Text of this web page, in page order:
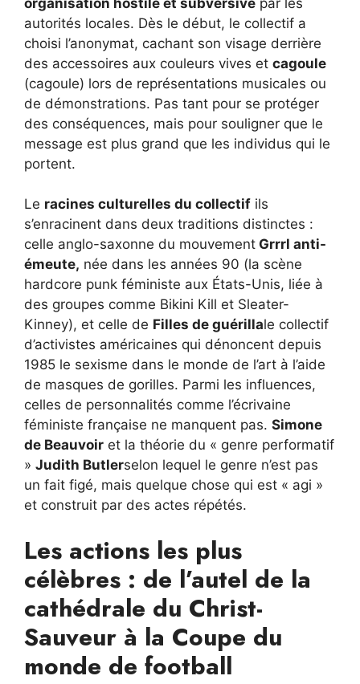
autorités locales. Dès le début, le collectif a
choisi l’anonymat, cachant son visage derrière
des accessoires aux couleurs vives et cagoule
(cagoule) lors de représentations musicales ou
de démonstrations. Pas tant pour se protéger
des conséquences, mais pour souligner que le
message est plus grand que les individus qui le
portent.
Le racines culturelles du collectif ils
s’enracinent dans deux traditions distinctes :
celle anglo-saxonne du mouvement Grrrl anti-
émeute, née dans les années 90 (la scène
hardcore punk féministe aux États-Unis, liée à
des groupes comme Bikini Kill et Sleater-
Kinney), et celle de Filles de guérillale collectif
d’activistes américaines qui dénoncent depuis
1985 le sexisme dans le monde de l’art à l’aide
de masques de gorilles. Parmi les influences,
celles de personnalités comme l’écrivaine
féministe française ne manquent pas. Simone
de Beauvoir et la théorie du « genre performatif
» Judith Butlerselon lequel le genre n’est pas
un fait figé, mais quelque chose qui est « agi »
et construit par des actes répétés.
Les actions les plus
célèbres : de l’autel de la
cathédrale du Christ-
Sauveur à la Coupe du
monde de football